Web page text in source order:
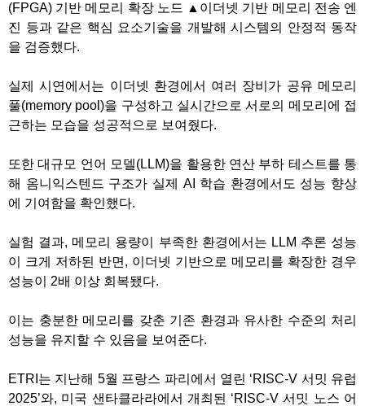
(FPGA) 기반 메모리 확장 노드 ▲이더넷 기반 메모리 전송 엔
진 등과 같은 핵심 요소기술을 개발해 시스템의 안정적 동작
을 검증했다.
실제 시연에서는 이더넷 환경에서 여러 장비가 공유 메모리
풀(memory pool)을 구성하고 실시간으로 서로의 메모리에 접
근하는 모습을 성공적으로 보여줬다.
또한 대규모 언어 모델(LLM)을 활용한 연산 부하 테스트를 통
해 옴니익스텐드 구조가 실제 AI 학습 환경에서도 성능 향상
에 기여함을 확인했다.
실험 결과, 메모리 용량이 부족한 환경에서는 LLM 추론 성능
이 크게 저하된 반면, 이더넷 기반으로 메모리를 확장한 경우
성능이 2배 이상 회복됐다.
이는 충분한 메모리를 갖춘 기존 환경과 유사한 수준의 처리
성능을 유지할 수 있음을 보여준다.
ETRI는 지난해 5월 프랑스 파리에서 열린 ‘RISC-V 서밋 유럽
2025’와, 미국 샌타클라라에서 개최된 ‘RISC-V 서밋 노스 어